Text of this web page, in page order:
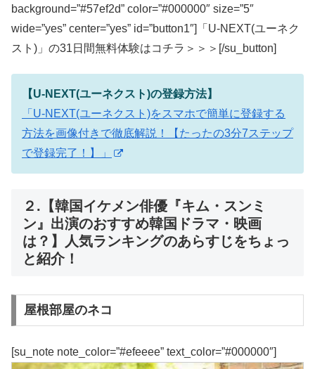
background=”#57ef2d” color=”#000000″ size=”5″
wide=”yes” center=”yes” id=”button1″]「U-NEXT(ユーネク
スト)」の31日間無料体験はコチラ＞＞＞[/su_button]
【U-NEXT(ユーネクスト)の登録方法】
「U-NEXT(ユーネクスト)をスマホで簡単に登録する
方法を画像付きで徹底解説！【たったの3分7ステップ
で登録完了！】」
２.【韓国イケメン俳優『キム・スンミ
ン』出演のおすすめ韓国ドラマ・映画
は？】人気ランキングのあらすじをちょっ
と紹介！
屋根部屋のネコ
[su_note note_color=”#efeeee” text_color=”#000000″]